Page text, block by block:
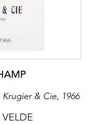
& Cie, 1966